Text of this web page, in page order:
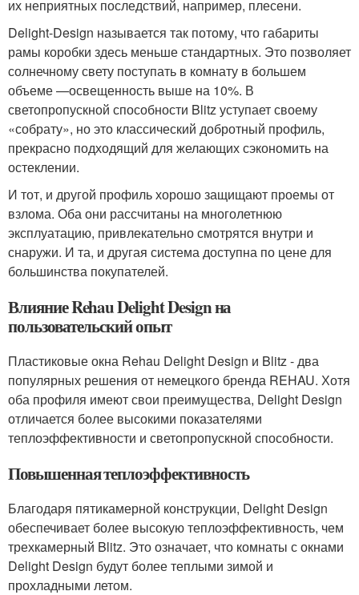
их неприятных последствий, например, плесени.
Delight-Design называется так потому, что габариты
рамы коробки здесь меньше стандартных. Это позволяет
солнечному свету поступать в комнату в большем
объеме —освещенность выше на 10%. В
светопропускной способности Blitz уступает своему
«собрату», но это классический добротный профиль,
прекрасно подходящий для желающих сэкономить на
остеклении.
И тот, и другой профиль хорошо защищают проемы от
взлома. Оба они рассчитаны на многолетнюю
эксплуатацию, привлекательно смотрятся внутри и
снаружи. И та, и другая система доступна по цене для
большинства покупателей.
Влияние Rehau Delight Design на
пользовательский опыт
Пластиковые окна Rehau Delight Design и Blitz - два
популярных решения от немецкого бренда REHAU. Хотя
оба профиля имеют свои преимущества, Delight Design
отличается более высокими показателями
теплоэффективности и светопропускной способности.
Повышенная теплоэффективность
Благодаря пятикамерной конструкции, Delight Design
обеспечивает более высокую теплоэффективность, чем
трехкамерный Blitz. Это означает, что комнаты с окнами
Delight Design будут более теплыми зимой и
прохладными летом.